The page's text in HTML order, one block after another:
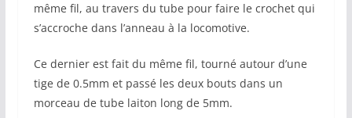
même fil, au travers du tube pour faire le crochet qui
s’accroche dans l’anneau à la locomotive.
Ce dernier est fait du même fil, tourné autour d’une
tige de 0.5mm et passé les deux bouts dans un
morceau de tube laiton long de 5mm.